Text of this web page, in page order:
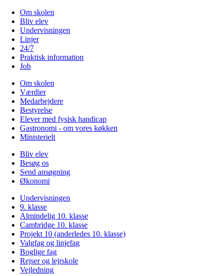
Om skolen
Bliv elev
Undervisningen
Linjer
24/7
Praktisk information
Job
Om skolen
Værdier
Medarbejdere
Bestyrelse
Elever med fysisk handicap
Gastronomi - om vores køkken
Ministerielt
Bliv elev
Besøg os
Send ansøgning
Økonomi
Undervisningen
9. klasse
Almindelig 10. klasse
Cambridge 10. klasse
Projekt 10 (anderledes 10. klasse)
Valgfag og linjefag
Boglige fag
Rejser og lejrskole
Vejledning